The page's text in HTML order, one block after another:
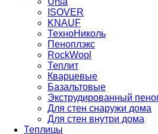
ISOVER
KNAUF
ТехноНиколь
Пеноплэкс
RockWool
Теплит
Кварцевые
Базальтовые
Экструдированный
Для стен снаружи дома
Для стен внутри дома
Теплицы